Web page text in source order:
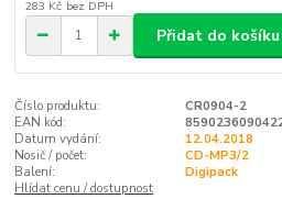
283 Kč bez DPH
Přidat do košíku
Číslo produktu:
CR0904-2
EAN kód:
Datum vydání:
12.04.2018
Nosič / počet:
CD-MP3/2
Balení:
Digipack
Hlídat cenu / dostupnost